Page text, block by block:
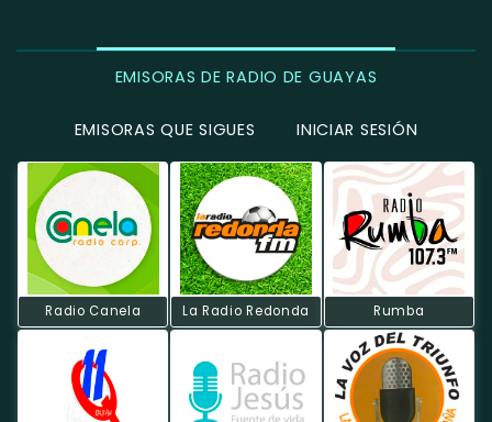
EMISORAS DE RADIO DE GUAYAS
EMISORAS QUE SIGUES INICIAR SESIÓN
Radio Canela La Radio Redonda Rumba